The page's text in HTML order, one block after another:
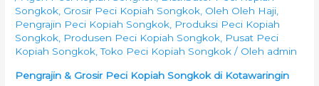
Songkok Grosir Peci Kopiah Songkok Oleh Oleh Haji
Pengrajin Peci Kopiah Songkok Produksi Peci Kopiah
Songkok Produsen Peci Kopiah Songkok Pusat Peci
Kopiah Songkok ,Toko Peci Kopiah Songkok / Oleh admin
Pengrajin & Grosir Peci Kopiah Songkok di Kotawaringin